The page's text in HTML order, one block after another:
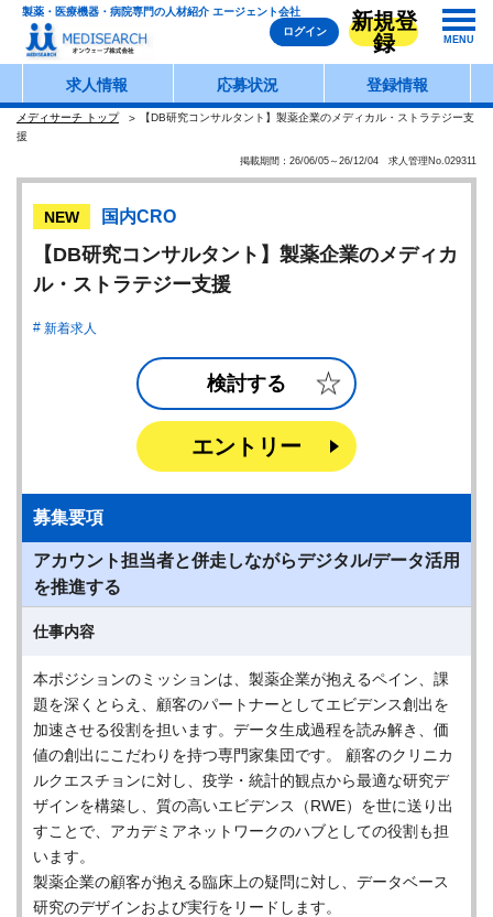
製薬・医療機器・病院専門の人材紹介 エージェント会社
ログイン
新規登
録
MENU
求人情報 応募状況 登録情報
メディサーチ トップ
【DB研究コンサルタント】製薬企業のメディカル・ストラテジー支
援
掲載期間：26/06/05～26/12/04 求人管理No.029311
NEW 国内CRO
【DB研究コンサルタント】製薬企業のメディカ
ル・ストラテジー支援
新着求人
検討する
エントリー
募集要項
アカウント担当者と併走しながらデジタル/データ活用
を推進する
仕事内容
本ポジションのミッションは、製薬企業が抱えるペイン、課
題を深くとらえ、顧客のパートナーとしてエビデンス創出を
加速させる役割を担います。データ生成過程を読み解き、価
値の創出にこだわりを持つ専門家集団です。 顧客のクリニカ
ルクエスチョンに対し、疫学・統計的観点から最適な研究デ
ザインを構築し、質の高いエビデンス（RWE）を世に送り出
すことで、アカデミアネットワークのハブとしての役割も担
います。
製薬企業の顧客が抱える臨床上の疑問に対し、データベース
研究のデザインおよび実行をリードします。